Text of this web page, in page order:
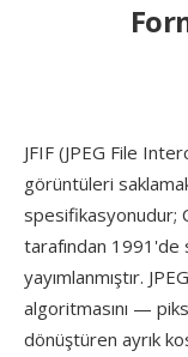
JFIF (JPEG File
görüntüleri
spesifikasyonudur;
tarafından
yayımlanmıştır.
algoritmasını —
dönüştüren ayrık